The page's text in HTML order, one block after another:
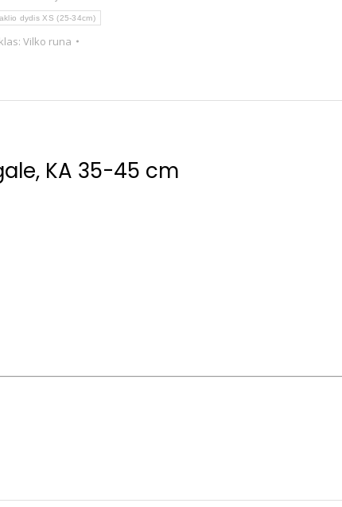
dydis XS (25-34cm)
Vilko runa
KA 35-45 cm